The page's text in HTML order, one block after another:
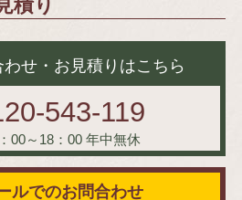
積り
せ・お見積りはこちら
543-119
00～18：00 年中無休
ルでのお問合わせ